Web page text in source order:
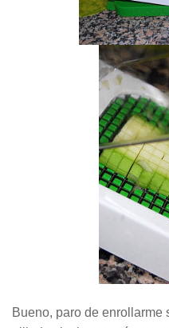
Bueno, paro de